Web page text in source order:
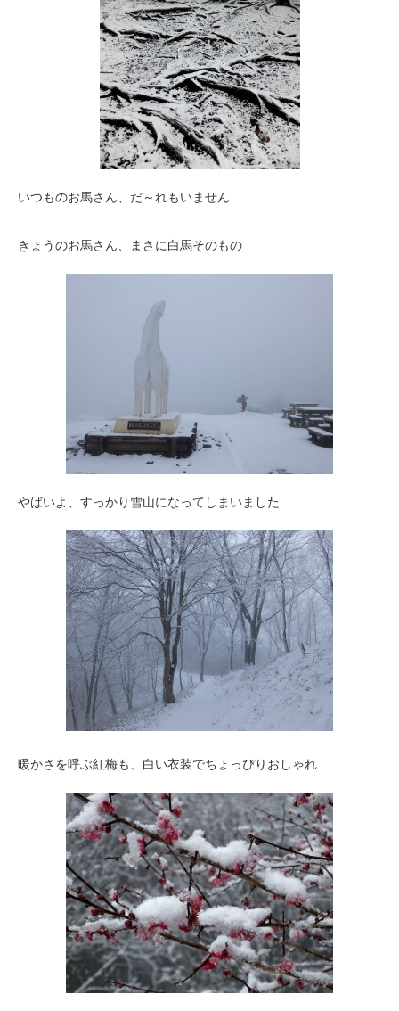
いつものお馬さん、だ～れもいません
きょうのお馬さん、まさに白馬そのもの
やばいよ、すっかり雪山になってしまいました
暖かさを呼ぶ紅梅も、白い衣装でちょっぴりおしゃれ